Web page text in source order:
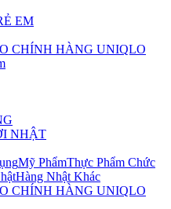
EM
CHÍNH HÀNG UNIQLO
NHẬT
Mỹ PhẩmThực Phẩm Chức
Hàng Nhật Khác
CHÍNH HÀNG UNIQLO